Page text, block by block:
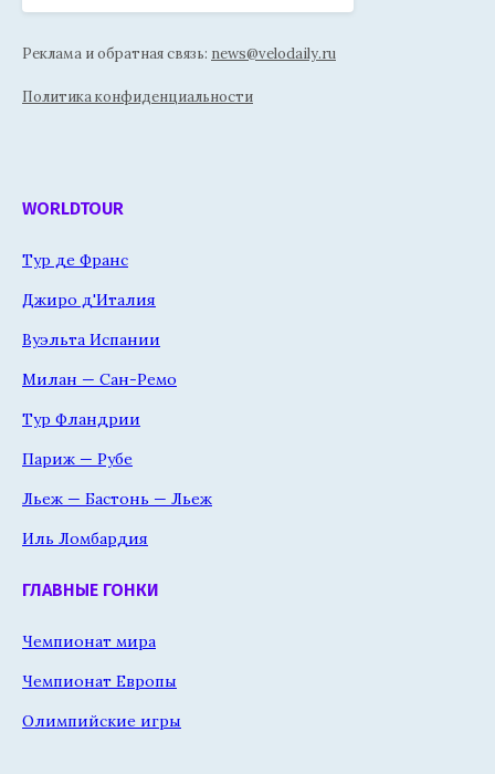
Реклама и обратная связь: news@velodaily.ru
Политика конфиденциальности
WORLDTOUR
Тур де Франс
Джиро д'Италия
Вуэльта Испании
Милан — Сан-Ремо
Тур Фландрии
Париж — Рубе
Льеж — Бастонь — Льеж
Иль Ломбардия
ГЛАВНЫЕ ГОНКИ
Чемпионат мира
Чемпионат Европы
Олимпийские игры